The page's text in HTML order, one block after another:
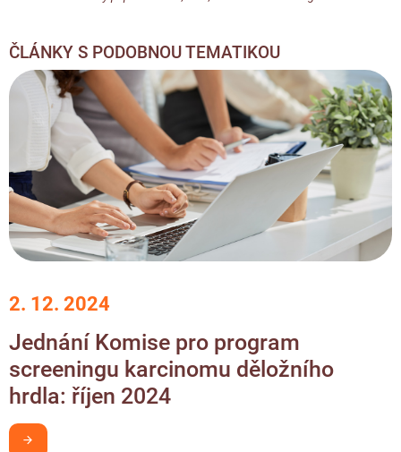
ČLÁNKY S PODOBNOU TEMATIKOU
2. 12. 2024
Jednání Komise pro program
screeningu karcinomu děložního
hrdla: říjen 2024